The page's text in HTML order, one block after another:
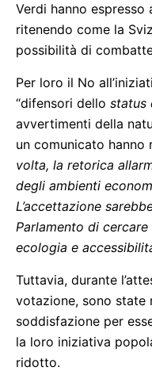
Verdi hanno
ritenendo come la
possibilità di
Per loro il No
“difensori dello status
avvertimenti della
un comunicato hanno
volta, la retorica
degli ambienti
L’accettazione
Parlamento di
ecologia e
Tuttavia, durante
votazione, sono state
soddisfazione per
la loro iniziativa
ridotto.